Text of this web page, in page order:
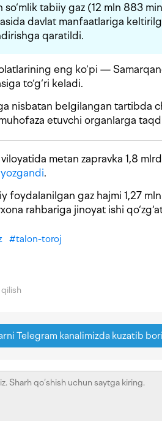
so‘mlik tabiiy gaz (12 mln 883
davlat manfaatlariga
qaratildi.
eng ko‘pi —
to‘g‘ri keladi.
nisbatan belgilangan tartibda
etuvchi organlarga
metan zapravka 1,8
yozgandi.
foydalanilgan gaz hajmi 1,27
rahbariga jinoyat ishi
#talon-toroj
qilish
Telegram kanalimizda kuzatib